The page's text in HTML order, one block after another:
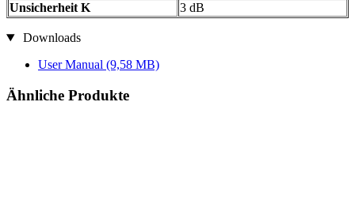
Unsicherheit K
3 dB
Downloads
User Manual (9,58 MB)
Ähnliche Produkte